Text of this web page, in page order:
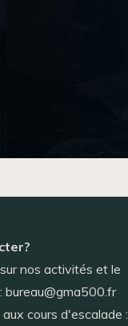
nos activités et le
bureau@gma500.fr
cours d'escalade :